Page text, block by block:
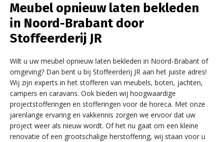
Meubel opnieuw laten bekleden
in Noord-Brabant door
Stoffeerderij JR
Wilt u uw meubel opnieuw laten bekleden in Noord-Brabant of
omgeving? Dan bent u bij Stoffeerderij JR aan het juiste adres!
Wij zijn experts in het stofferen van meubels, boten, jachten,
campers en caravans. Ook bieden wij hoogwaardige
projectstofferingen en stofferingen voor de horeca. Met onze
jarenlange ervaring en vakkennis zorgen we ervoor dat uw
project weer als nieuw wordt. Of het nu gaat om een kleine
renovatie of een grootschalige herstoffering, wij staan voor u